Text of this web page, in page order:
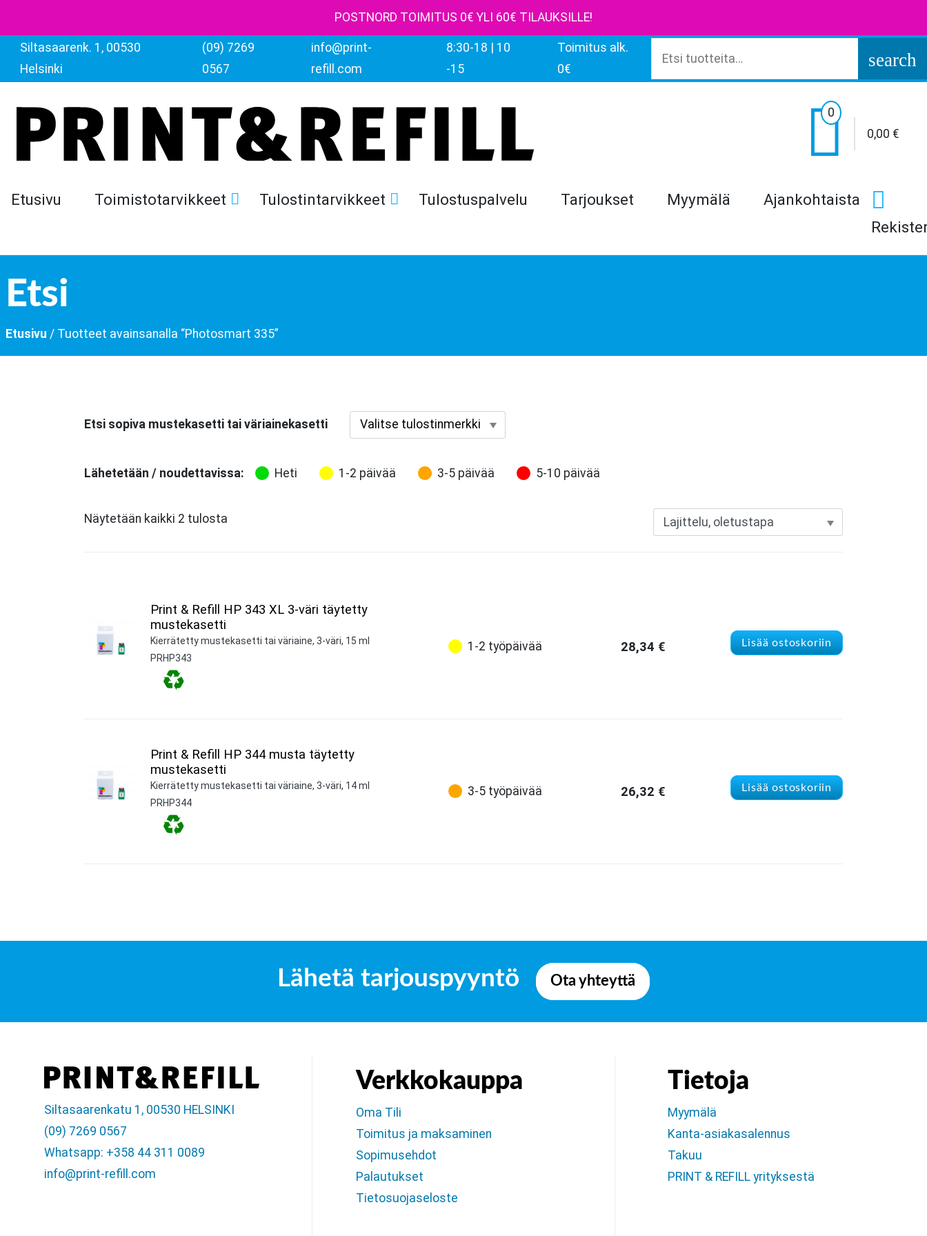
POSTNORD TOIMITUS 0€ YLI 60€ TILAUKSILLE!
Siltasaarenk. 1, 00530
Helsinki
(09) 7269
0567
info@print-
refill.com
8:30-18 | 10
-15
Toimitus alk.
0€
search

0
0,00 €
Etusivu Toimistotarvikkeet Tulostintarvikkeet Tulostuspalvelu Tarjoukset Myymälä
Ajankohtaista
Etsi
Etusivu / Tuotteet avainsanalla “Photosmart 335”
Etsi sopiva mustekasetti tai väriainekasetti
Lähetetään / noudettavissa: Heti 1-2 päivää 3-5 päivää 5-10 päivää
Näytetään kaikki 2 tulosta
Print & Refill HP 343 XL 3-väri täytetty
mustekasetti
Kierrätetty mustekasetti tai väriaine, 3-väri, 15 ml
PRHP343
1-2 työpäivää 28,34 € Lisää ostoskoriin
Print & Refill HP 344 musta täytetty
mustekasetti
Kierrätetty mustekasetti tai väriaine, 3-väri, 14 ml
PRHP344
3-5 työpäivää 26,32 € Lisää ostoskoriin
Lähetä tarjouspyyntö Ota yhteyttä
Siltasaarenkatu 1, 00530 HELSINKI
(09) 7269 0567
Whatsapp: +358 44 311 0089
info@print-refill.com
Verkkokauppa
Oma Tili
Toimitus ja maksaminen
Sopimusehdot
Palautukset
Tietosuojaseloste
Tietoja
Myymälä
Kanta-asiakasalennus
Takuu
PRINT & REFILL yrityksestä